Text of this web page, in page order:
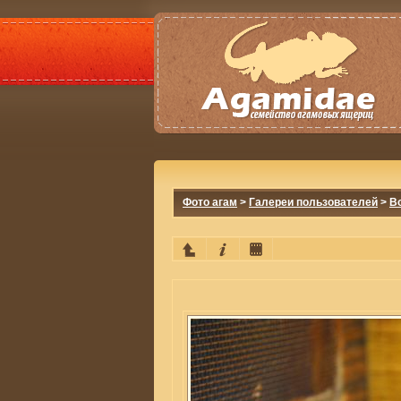
Фото агам > Галереи пользователей >